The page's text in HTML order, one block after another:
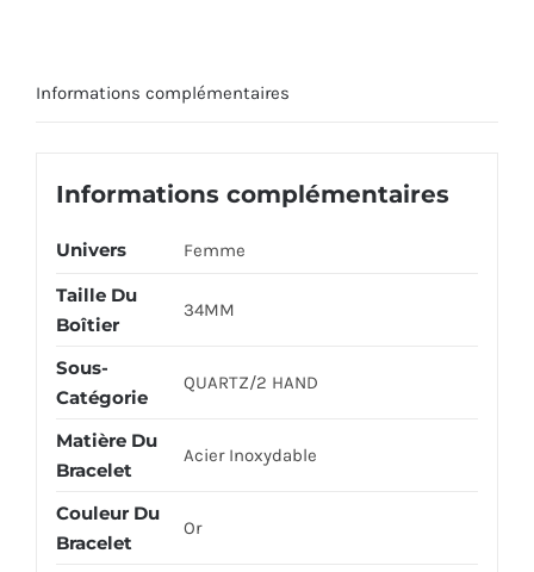
Informations complémentaires
Informations complémentaires
Univers Femme
Taille Du
Boîtier
34MM
Sous-
Catégorie
QUARTZ/2 HAND
Matière Du
Bracelet
Acier Inoxydable
Couleur Du
Bracelet
Or